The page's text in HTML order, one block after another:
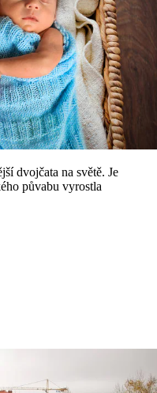
dvojčata na světě. Je
půvabu vyrostla